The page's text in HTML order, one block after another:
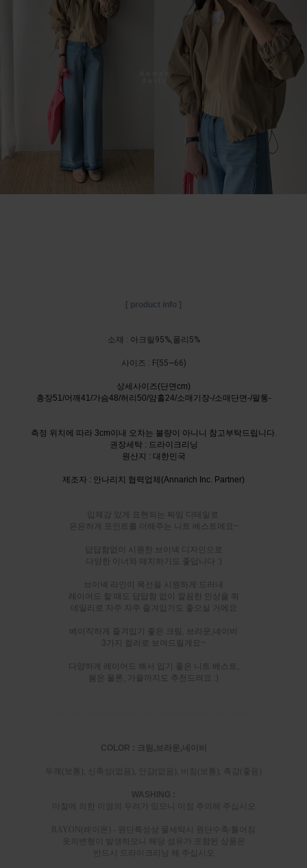
[ product info ]
소재 : 아크릴95%,폴리5%
사이즈 : F(55~66)
상세사이즈(단면cm)
총장51/어깨41/가슴48/허리50/암홀24/소매기장-/소매단면-/팔통-
측정 위치에 따라 3cm이내 오차는 불량이 아니니 참고부탁드립니다.
권장세탁 : 드라이크리닝
원산지 : 대한민국
제조자 : 안나리치 협력업체(Annarich Inc. Partner)
입체감 있게 표현되는 짜임 디테일로
은은하게 포인트를 더해주는 니트 베스트에요~
답답함없이 시원한 브이넥 디자인으로
다양한 이너와 매치하기도 좋답니다 :)
브이넥 라인이 목선을 시원하게 드러내
레이어드 할 때도 답답함 없이 깔끔한 인상을 줘
데일리로 자주 자주 즐겨입기도 좋으실 거에요
베이직하게 즐겨입기 좋은 크림, 브라운,네이비
3가지 컬러로 보여드릴게요~
다양하게 레이어드 해서 입기 좋은 니트 베스트,
봄은 물론, 가을까지도 추천드려요 :)
COLOR : 크림,브라운,네이비
두께(보통), 신축성(없음), 안감(없음), 비침(보통), 촉감(좋음)
WASHING :
마찰에 의한 이염의 우려가 있으니 이점 주의해 주십시오
RAYON(레이온) - 원단특성상 물세탁시 원단수축/틀어짐
옷의변형이 발생하오니 해당 섬유가 포함된 상품은
반드시 드라이크리닝 해 주십시오